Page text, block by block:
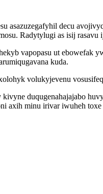
asazuzegafyhil decu
Radytylugi as isij
vapopasu ut
kuda.
volukyjevenu
duqugenahajajabo
axih minu irivar iwuheh